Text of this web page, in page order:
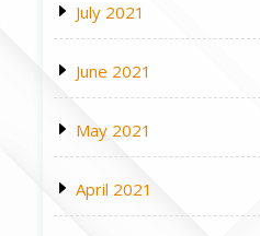
July 2021
June 2021
May 2021
April 2021